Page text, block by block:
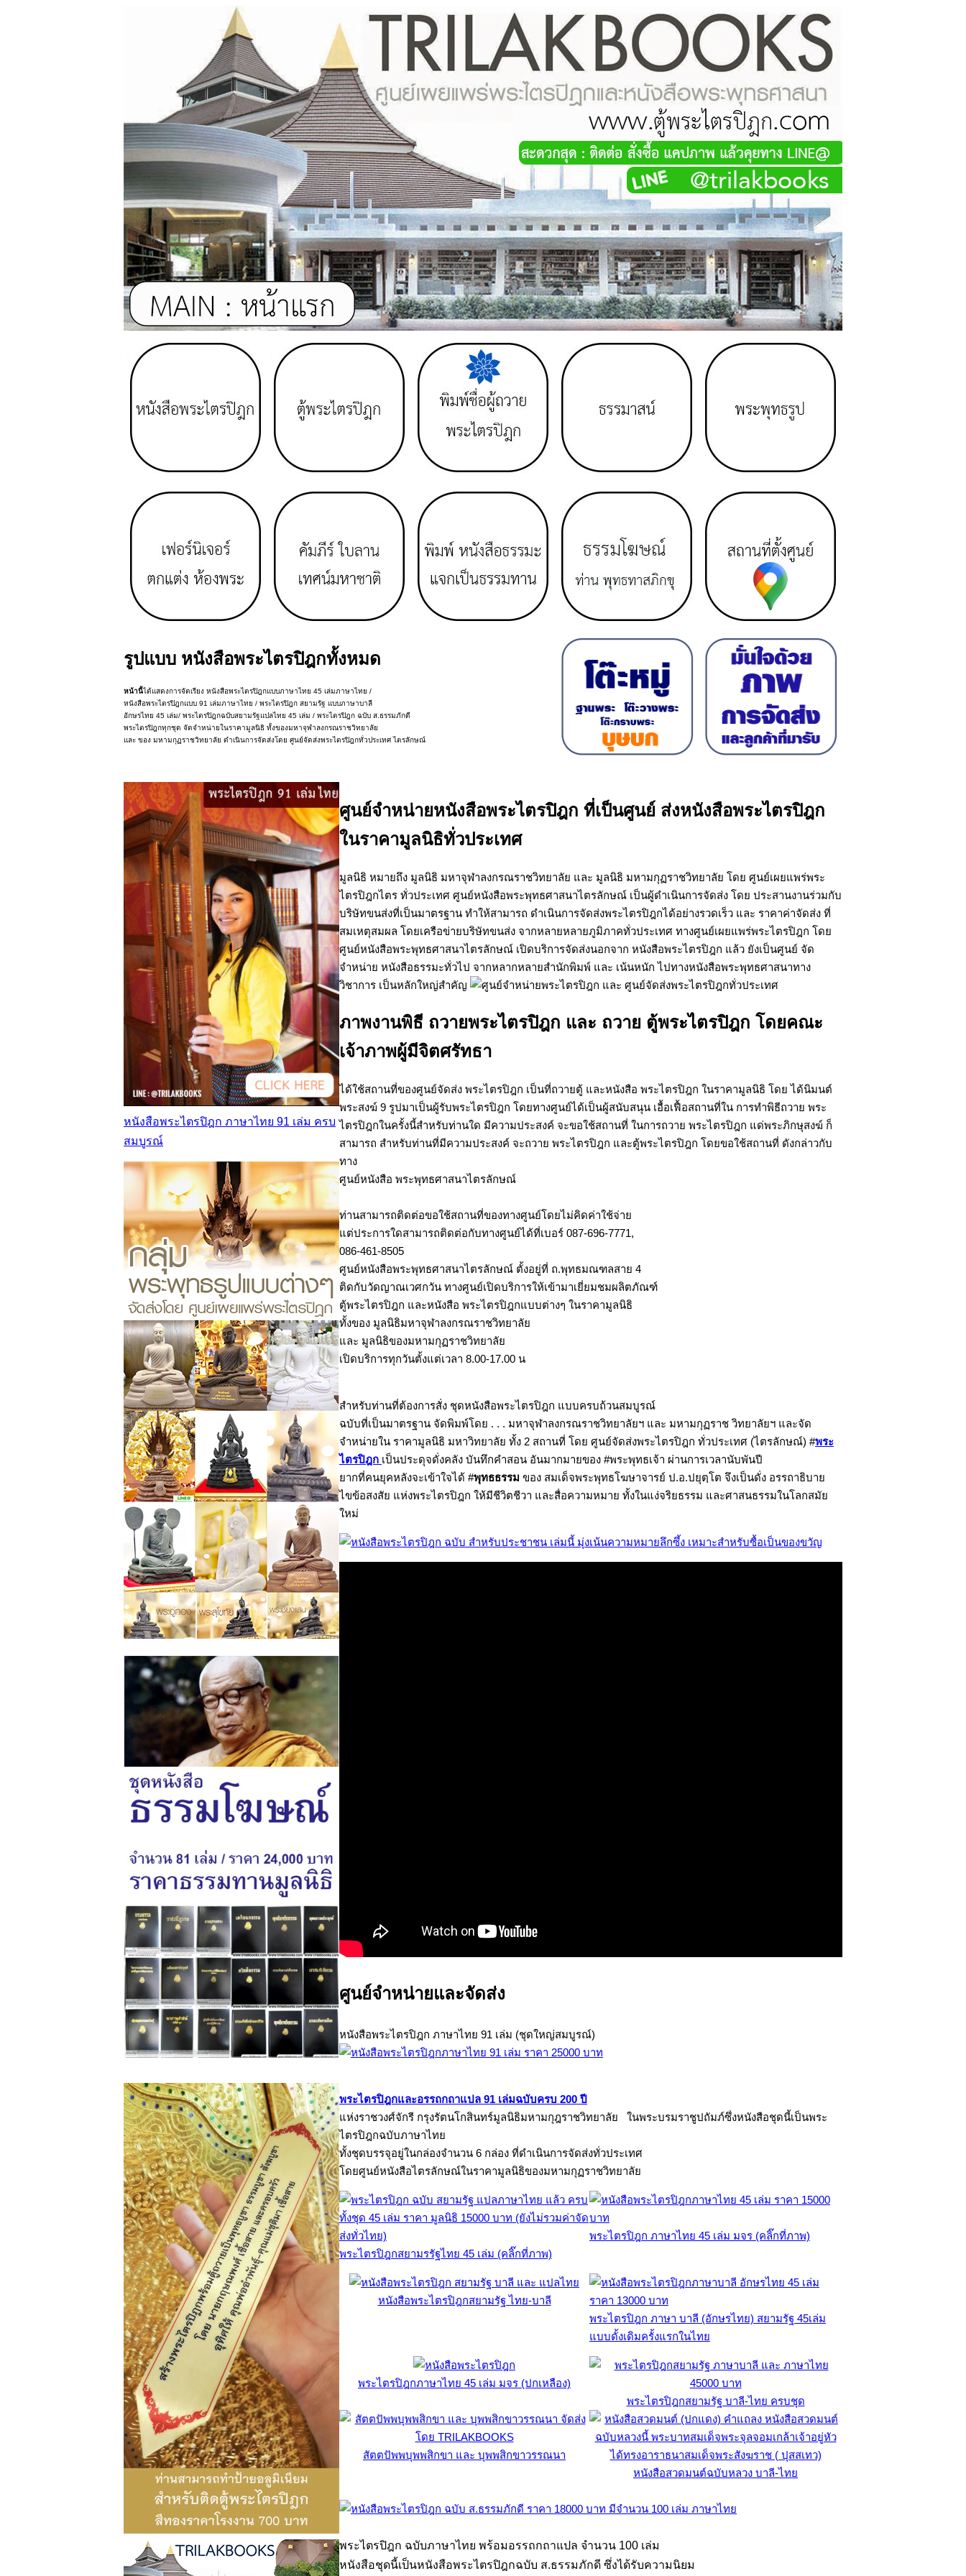
รูปแบบ หนังสือพระไตรปิฎกทั้งหมด
หน้านี้ได้แสดงการจัดเรียง หนังสือพระไตรปิฎกแบบภาษาไทย 45 เล่มภาษาไทย /
หนังสือพระไตรปิฎกแบบ 91 เล่มภาษาไทย / พระไตรปิฎก สยามรัฐ แบบภาษาบาลี
อักษรไทย 45 เล่ม/ พระไตรปิฎกฉบับสยามรัฐแปลไทย 45 เล่ม / พระไตรปิฎก ฉบับ ส.ธรรมภักดี
พระไตรปิฎกทุกชุด จัดจำหน่ายในราคามูลนิธิ ทั้งของมหาจุฬาลงกรณราชวิทยาลัย
และ ของ มหามกุฏราชวิทยาลัย ดำเนินการจัดส่งโดย ศูนย์จัดส่งพระไตรปิฎกทั่วประเทศ ไตรลักษณ์
หนังสือพระไตรปิฎก ภาษาไทย 91 เล่ม ครบ
สมบูรณ์
ศูนย์จำหน่ายหนังสือพระไตรปิฎก ที่เป็นศูนย์ ส่งหนังสือพระไตรปิฎก
ในราคามูลนิธิทั่วประเทศ
มูลนิธิ หมายถึง มูลนิธิ มหาจุฬาลงกรณราชวิทยาลัย และ มูลนิธิ มหามกุฏราชวิทยาลัย โดย ศูนย์เผยแพร่พระ
ไตรปิฎกไตร ทั่วประเทศ ศูนย์หนังสือพระพุทธศาสนาไตรลักษณ์ เป็นผู้ดำเนินการจัดส่ง โดย ประสานงานร่วมกับ
บริษัทขนส่งที่เป็นมาตรฐาน ทำให้สามารถ ดำเนินการจัดส่งพระไตรปิฎกได้อย่างรวดเร็ว และ ราคาค่าจัดส่ง ที่
สมเหตุสมผล โดยเครือข่ายบริษัทขนส่ง จากหลายหลายภูมิภาคทั่วประเทศ ทางศูนย์เผยแพร่พระไตรปิฎก โดย
ศูนย์หนังสือพระพุทธศาสนาไตรลักษณ์ เปิดบริการจัดส่งนอกจาก หนังสือพระไตรปิฎก แล้ว ยังเป็นศูนย์ จัด
จำหน่าย หนังสือธรรมะทั่วไป จากหลากหลายสำนักพิมพ์ และ เน้นหนัก ไปทางหนังสือพระพุทธศาสนาทาง
วิชาการ เป็นหลักใหญ่สำคัญ
ภาพงานพิธี ถวายพระไตรปิฎก และ ถวาย ตู้พระไตรปิฎก โดยคณะ
เจ้าภาพผู้มีจิตศรัทธา
ได้ใช้สถานที่ของศูนย์จัดส่ง พระไตรปิฎก เป็นที่ถวายตู้ และหนังสือ พระไตรปิฎก ในราคามูลนิธิ โดย ได้นิมนต์
พระสงฆ์ 9 รูปมาเป็นผู้รับพระไตรปิฎก โดยทางศูนย์ได้เป็นผู้สนับสนุน เอื้อเฟื้อสถานที่ใน การทำพิธีถวาย พระ
ไตรปิฎกในครั้งนี้สำหรับท่านใด มีความประสงค์ จะขอใช้สถานที่ ในการถวาย พระไตรปิฎก แด่พระภิกษุสงฆ์ ก็
สามารถ สำหรับท่านที่มีความประสงค์ จะถวาย พระไตรปิฎก และตู้พระไตรปิฎก โดยขอใช้สถานที่ ดังกล่าวกับ
ทาง
ศูนย์หนังสือ พระพุทธศาสนาไตรลักษณ์
ท่านสามารถติดต่อขอใช้สถานที่ของทางศูนย์โดยไม่คิดค่าใช้จ่าย
แต่ประการใดสามารถติดต่อกับทางศูนย์ได้ที่เบอร์ 087-696-7771,
086-461-8505
ศูนย์หนังสือพระพุทธศาสนาไตรลักษณ์ ตั้งอยู่ที่ ถ.พุทธมณฑลสาย 4
ติดกับวัดญาณเวศกวัน ทางศูนย์เปิดบริการให้เข้ามาเยี่ยมชมผลิตภัณฑ์
ตู้พระไตรปิฎก และหนังสือ พระไตรปิฎกแบบต่างๆ ในราคามูลนิธิ
ทั้งของ มูลนิธิมหาจุฬาลงกรณราชวิทยาลัย
และ มูลนิธิของมหามกุฏราชวิทยาลัย
เปิดบริการทุกวันตั้งแต่เวลา 8.00-17.00 น
สำหรับท่านที่ต้องการสั่ง ชุดหนังสือพระไตรปิฎก แบบครบถ้วนสมบูรณ์
ฉบับที่เป็นมาตรฐาน จัดพิมพ์โดย . . . มหาจุฬาลงกรณราชวิทยาลัยฯ และ มหามกุฏราช วิทยาลัยฯ และจัด
จำหน่ายใน ราคามูลนิธิ มหาวิทยาลัย ทั้ง 2 สถานที่ โดย ศูนย์จัดส่งพระไตรปิฎก ทั่วประเทศ (ไตรลักษณ์) #พระ
ไตรปิฎก เป็นประดุจดั่งคลัง บันทึกคำสอน อันมากมายของ #พระพุทธเจ้า ผ่านการเวลานับพันปี
ยากที่คนยุคหลังจะเข้าใจได้ #พุทธธรรม ของ สมเด็จพระพุทธโฆษาจารย์ ป.อ.ปยุตฺโต จึงเป็นดั่ง อรรถาธิบาย
ไขข้อสงสัย แห่งพระไตรปิฎก ให้มีชีวิตชีวา และสื่อความหมาย ทั้งในแง่จริยธรรม และศาสนธรรมในโลกสมัย
ใหม่
ศูนย์จำหน่ายและจัดส่ง
หนังสือพระไตรปิฎก ภาษาไทย 91 เล่ม (ชุดใหญ่สมบูรณ์)
พระไตรปิฎกและอรรถกถาแปล 91 เล่มฉบับครบ 200 ปี
แห่งราชวงศ์จักรี กรุงรัตนโกสินทร์มูลนิธิมหามกุฎราชวิทยาลัย ในพระบรมราชูปถัมภ์ซึ่งหนังสือชุดนี้เป็นพระ
ไตรปิฎกฉบับภาษาไทย
ทั้งชุดบรรจุอยู่ในกล่องจำนวน 6 กล่อง ที่ดำเนินการจัดส่งทั่วประเทศ
โดยศูนย์หนังสือไตรลักษณ์ในราคามูลนิธิของมหามกุฏราชวิทยาลัย
พระไตรปิฎกสยามรรัฐไทย 45 เล่ม (คลิ๊กที่ภาพ)
พระไตรปิฎก ภาษาไทย 45 เล่ม มจร (คลิ๊กที่ภาพ)
หนังสือพระไตรปิฎกสยามรัฐ ไทย-บาลี
พระไตรปิฎก ภาษา บาลี (อักษรไทย) สยามรัฐ 45เล่ม
แบบดั้งเดิมครั้งแรกในไทย
พระไตรปิฎกภาษาไทย 45 เล่ม มจร (ปกเหลือง)
พระไตรปิฎกสยามรัฐ บาลี-ไทย ครบชุด
สัตตปัพพบุพพสิกขา และ บุพพสิกขาวรรณนา
หนังสือสวดมนต์ฉบับหลวง บาลี-ไทย
พระไตรปิฎก ฉบับภาษาไทย พร้อมอรรถกถาแปล จำนวน 100 เล่ม
หนังสือชุดนี้เป็นหนังสือพระไตรปิฎกฉบับ ส.ธรรมภักดี ซึ่งได้รับความนิยม